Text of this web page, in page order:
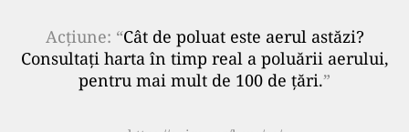
Acțiune: “Cât de poluat este aerul astăzi?
Consultați harta în timp real a poluării aerului,
pentru mai mult de 100 de țări.”